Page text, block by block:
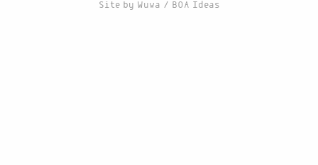
Site by Wuwa / BOA Ideas